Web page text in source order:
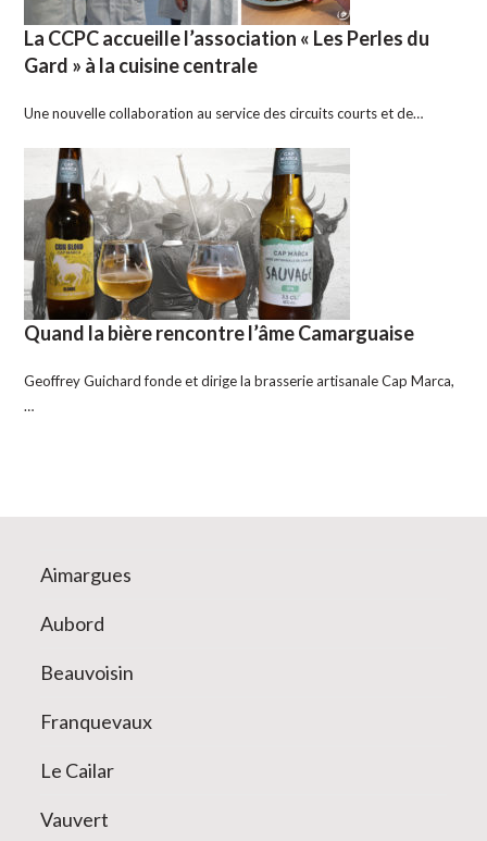
La CCPC accueille l’association « Les Perles du
Gard » à la cuisine centrale
Une nouvelle collaboration au service des circuits courts et de…
Quand la bière rencontre l’âme Camarguaise
Geoffrey Guichard fonde et dirige la brasserie artisanale Cap Marca,
…
Aimargues
Aubord
Beauvoisin
Franquevaux
Le Cailar
Vauvert